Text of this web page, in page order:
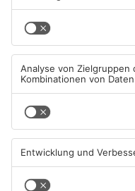
04.08.2026, 15:07 UHR IN
PRIMAVERALAND